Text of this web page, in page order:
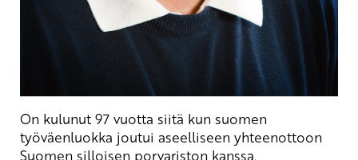
On kulunut 97 vuotta siitä kun suomen
työväenluokka joutui aseelliseen yhteenottoon
Suomen silloisen porvariston kanssa.